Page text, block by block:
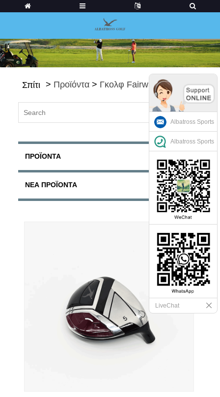
Σπίτι > Προϊόντα > Γκολφ Fairways
ΠΡΟΪΌΝΤΑ
ΝΈΑ ΠΡΟΪΌΝΤΑ
Albatross Sports
Albatross Sports
LiveChat